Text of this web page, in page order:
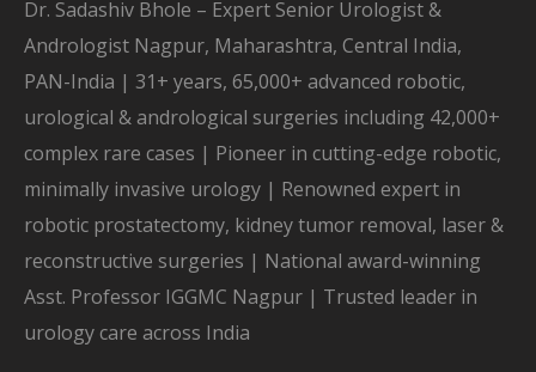
Dr. Sadashiv Bhole – Expert Senior Urologist &
Andrologist Nagpur, Maharashtra, Central India,
PAN-India | 31+ years, 65,000+ advanced robotic,
urological & andrological surgeries including 42,000+
complex rare cases | Pioneer in cutting-edge robotic,
minimally invasive urology | Renowned expert in
robotic prostatectomy, kidney tumor removal, laser &
reconstructive surgeries | National award-winning
Asst. Professor IGGMC Nagpur | Trusted leader in
urology care across India